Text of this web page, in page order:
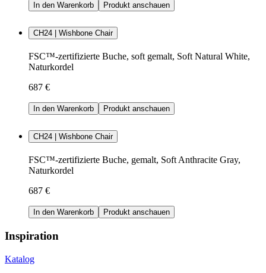
In den Warenkorb Produkt anschauen
CH24 | Wishbone Chair
FSC™-zertifizierte Buche, soft gemalt, Soft Natural White,
Naturkordel
687 €
In den Warenkorb Produkt anschauen
CH24 | Wishbone Chair
FSC™-zertifizierte Buche, gemalt, Soft Anthracite Gray,
Naturkordel
687 €
In den Warenkorb Produkt anschauen
Inspiration
Katalog